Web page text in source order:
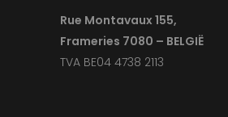
Rue Montavaux 155,
Frameries 7080 – BELGIË
TVA BE04 4738 2113